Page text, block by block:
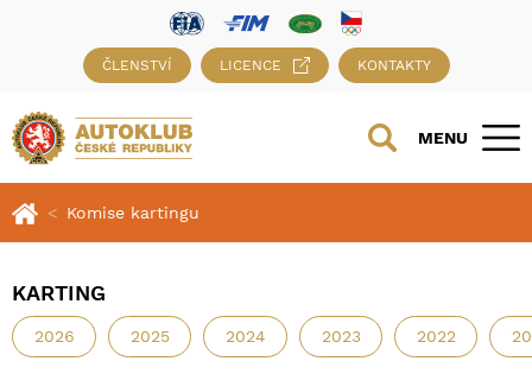
ČLENSTVÍ LICENCE KONTAKTY
MENU
Komise kartingu
KARTING
2026 2025 2024 2023 2022